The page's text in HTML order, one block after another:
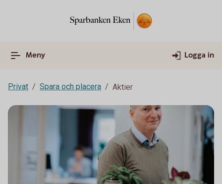
Meny Logga in
Privat Spara och placera Aktier